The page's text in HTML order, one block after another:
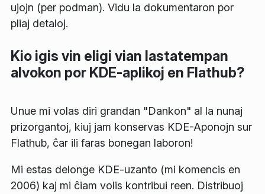
ujojn (per podman). Vidu la dokumentaron por
pliaj detaloj.
Kio igis vin eligi vian lastatempan
alvokon por KDE-aplikoj en Flathub?
Unue mi volas diri grandan "Dankon" al la nunaj
prizorgantoj, kiuj jam konservas KDE-Aponojn sur
Flathub, ĉar ili faras bonegan laboron!
Mi estas delonge KDE-uzanto (mi komencis en
2006) kaj mi ĉiam volis kontribui reen. Distribuoj